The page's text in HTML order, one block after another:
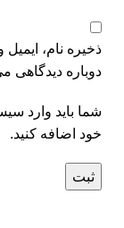
ذخیره نام،
دوباره دیدگاهی
شما باید وارد
خود اضافه کنید.